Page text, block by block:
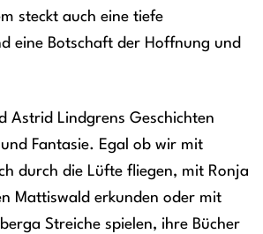
steckt auch eine tiefe
eine Botschaft der Hoffnung und
Astrid Lindgrens Geschichten
Fantasie. Egal ob wir mit
durch die Lüfte fliegen, mit Ronja
Mattiswald erkunden oder mit
Streiche spielen, ihre Bücher